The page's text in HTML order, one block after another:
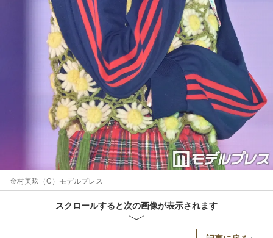
金村美玖（C）モデルプレス
スクロールすると次の画像が表示されます